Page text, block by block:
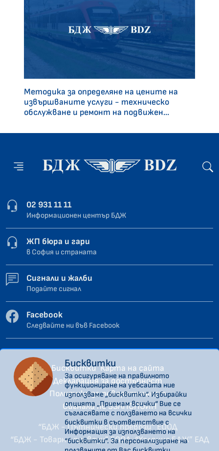
Методика за определяне на цените на
извършваните услуги - техническо
обслужване и ремонт на подвижен...
02 931 11 11
Информационен център БДЖ
ЖП бюра и гари
в София и страната
Сигнали и жалби
Подайте сигнал
Facebook
Следвайте ни във Facebook
Бисквитки Карта на сайта
Декларация за достъпност
Политика за поверителност
Сигнали по ЗЗЛПСПОИН
“БДЖ - Пътнически превози” ЕООД
“БДЖ - Товарни превози” ЕООД “Холдинг БДЖ” ЕАД
Бисквитки
За осигуряване на правилното
функциониране на уебсайта ние
използваме „бисквитки“. Избирайки
опцията „Приемам всички“ Вие се
съгласявате с ползването на всички
бисквитки в съответствие с
Информация за използването на
“бисквитки”. За персонализиране на